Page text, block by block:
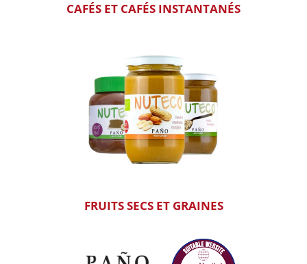
CAFÉS ET CAFÉS INSTANTANÉS
FRUITS SECS ET GRAINES